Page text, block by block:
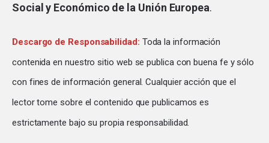
Social y Económico de la Unión Europea.
Descargo de Responsabilidad: Toda la información
contenida en nuestro sitio web se publica con buena fe y sólo
con fines de información general. Cualquier acción que el
lector tome sobre el contenido que publicamos es
estrictamente bajo su propia responsabilidad.